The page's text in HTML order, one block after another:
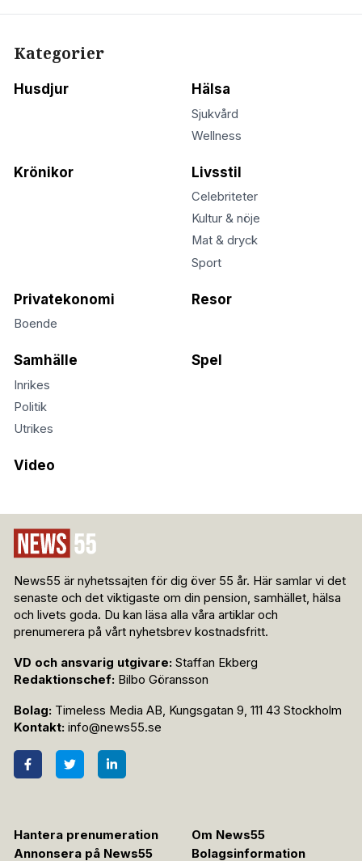
Kategorier
Husdjur Hälsa
Sjukvård
Wellness
Krönikor Livsstil
Celebriteter
Kultur & nöje
Mat & dryck
Sport
Privatekonomi
Boende
Resor
Samhälle
Inrikes
Politik
Utrikes
Spel
Video
News55 är nyhetssajten för dig över 55 år. Här samlar vi det
senaste och det viktigaste om din pension, samhället, hälsa
och livets goda. Du kan läsa alla våra artiklar och
prenumerera på vårt nyhetsbrev kostnadsfritt.
VD och ansvarig utgivare: Staffan Ekberg
Redaktionschef: Bilbo Göransson
Bolag: Timeless Media AB, Kungsgatan 9, 111 43 Stockholm
Kontakt: info@news55.se
Hantera prenumeration
Om News55
Annonsera på News55
Bolagsinformation